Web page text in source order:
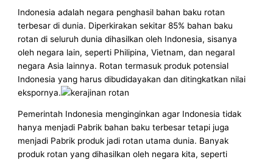
Indonesia adalah negara penghasil bahan baku rotan
terbesar di dunia. Diperkirakan sekitar 85% bahan baku
rotan di seluruh dunia dihasilkan oleh Indonesia, sisanya
oleh negara lain, seperti Philipina, Vietnam, dan negaraI
negara Asia lainnya. Rotan termasuk produk potensial
Indonesia yang harus dibudidayakan dan ditingkatkan nilai
ekspornya.
Pemerintah Indonesia menginginkan agar Indonesia tidak
hanya menjadi Pabrik bahan baku terbesar tetapi juga
menjadi Pabrik produk jadi rotan utama dunia. Banyak
produk rotan yang dihasilkan oleh negara kita, seperti